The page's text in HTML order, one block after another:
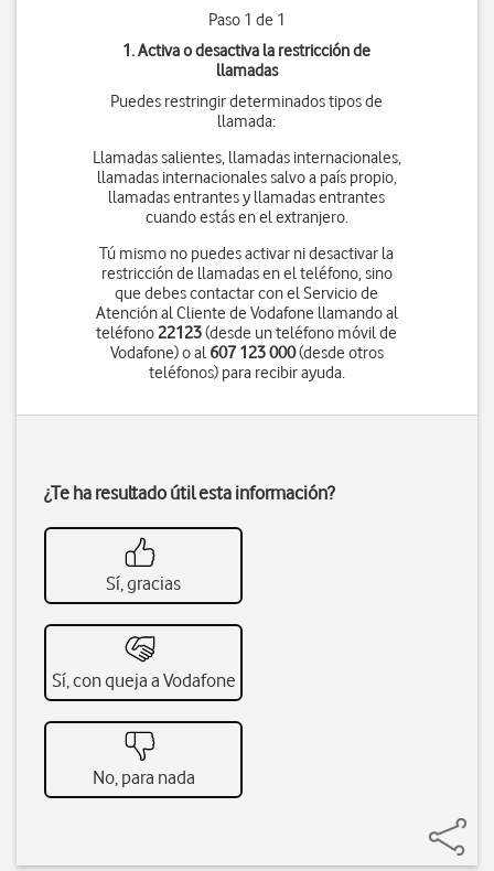
Paso 1 de 1
1. Activa o desactiva la restricción de
llamadas
Puedes restringir determinados tipos de
llamada:
Llamadas salientes, llamadas internacionales,
llamadas internacionales salvo a país propio,
llamadas entrantes y llamadas entrantes
cuando estás en el extranjero.
Tú mismo no puedes activar ni desactivar la
restricción de llamadas en el teléfono, sino
que debes contactar con el Servicio de
Atención al Cliente de Vodafone llamando al
teléfono22123(desde un teléfono móvil de
Vodafone) o al 607 123 000(desde otros
teléfonos) para recibir ayuda.
¿Te ha resultado útil esta información?
Sí, gracias
Sí, con queja a Vodafone
No, para nada